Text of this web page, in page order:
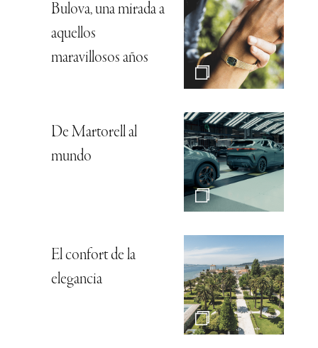
Bulova, una mirada a
aquellos
maravillosos años
De Martorell al
mundo
El confort de la
elegancia